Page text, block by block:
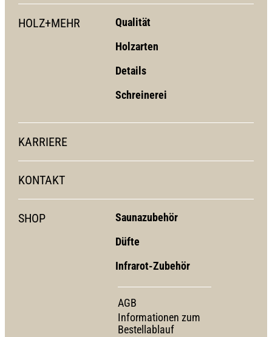
HOLZ+MEHR
Qualität
Holzarten
Details
Schreinerei
KARRIERE
KONTAKT
SHOP
Saunazubehör
Düfte
Infrarot-Zubehör
AGB
Informationen zum
Bestellablauf